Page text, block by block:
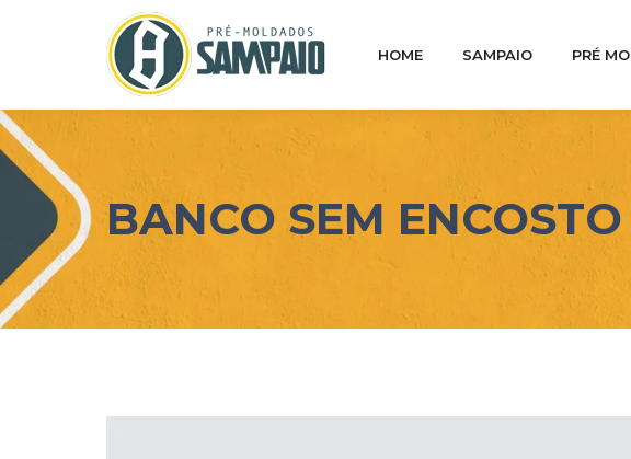
HOME SAMPAIO PRÉ
BANCO SEM ENCOSTO